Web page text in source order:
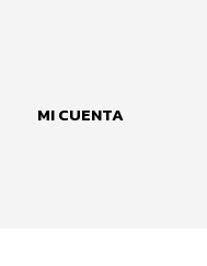
MI CUENTA